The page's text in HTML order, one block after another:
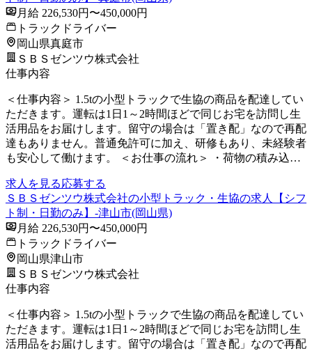
月給 226,530円〜450,000円
トラックドライバー
岡山県真庭市
ＳＢＳゼンツウ株式会社
仕事内容
＜仕事内容＞ 1.5tの小型トラックで生協の商品を配達してい
ただきます。運転は1日1～2時間ほどで同じお宅を訪問し生
活用品をお届けします。留守の場合は「置き配」なので再配
達もありません。普通免許可に加え、研修もあり、未経験者
も安心して働けます。 ＜お仕事の流れ＞ ・荷物の積み込…
求人を見る応募する
ＳＢＳゼンツウ株式会社の小型トラック・生協の求人【シフ
ト制・日勤のみ】-津山市(岡山県)
月給 226,530円〜450,000円
トラックドライバー
岡山県津山市
ＳＢＳゼンツウ株式会社
仕事内容
＜仕事内容＞ 1.5tの小型トラックで生協の商品を配達してい
ただきます。運転は1日1～2時間ほどで同じお宅を訪問し生
活用品をお届けします。留守の場合は「置き配」なので再配